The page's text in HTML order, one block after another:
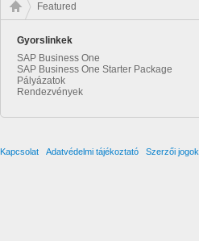
Featured
Gyorslinkek
SAP Business One
SAP Business One Starter Package
Pályázatok
Rendezvények
Kapcsolat Adatvédelmi tájékoztató Szerzői jogok